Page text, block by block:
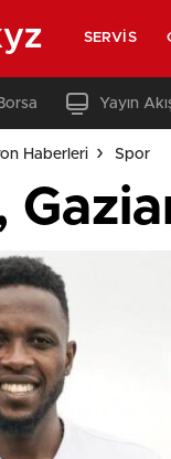
SERVIS
Yayın
Haberleri Spor